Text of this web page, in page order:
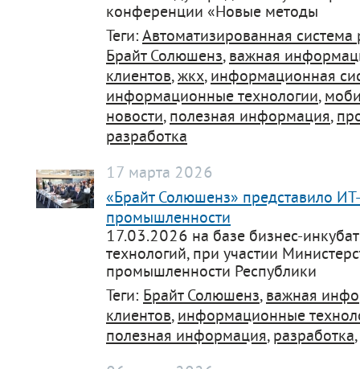
конференции «Новые методы
Теги: Автоматизированная система
Брайт Солюшенз, важная
клиентов,жкх, информационная
информационные технологии,
новости, полезная информация,
разработка
17 марта 2026
«Брайт Солюшенз» представило
промышленности
17.03.2026 на базе бизнес-
технологий, при участии
промышленности Республики
Теги: Брайт Солюшенз, важная
клиентов, информационные
полезная информация, разработка,